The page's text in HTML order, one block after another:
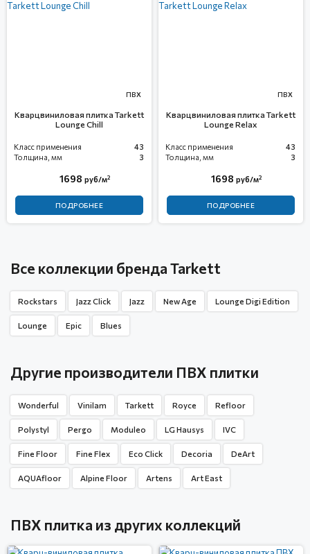
ПВХ
Кварцвиниловая плитка Tarkett
Lounge Chill
Класс применения
43
Толщина, мм
3
1698 руб/м2
ПОДРОБНЕЕ
ПВХ
Кварцвиниловая плитка Tarkett
Lounge Relax
Класс применения
43
Толщина, мм
3
1698 руб/м2
ПОДРОБНЕЕ
Все коллекции бренда Tarkett
Rockstars Jazz Click Jazz New Age Lounge Digi Edition
Lounge Epic Blues
Другие производители ПВХ плитки
Wonderful Vinilam Tarkett Royce Refloor
Polystyl Pergo Moduleo LG Hausys IVC
Fine Floor Fine Flex Eco Click Decoria DeArt
AQUAfloor Alpine Floor Artens Art East
ПВХ плитка из других коллекций